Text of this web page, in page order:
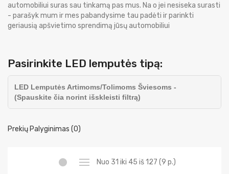
automobiliui suras sau tinkamą pas mus. Na o jei nesiseka surasti
- parašyk mum ir mes pabandysime tau padėti ir parinkti
geriausią apšvietimo sprendimą jūsų automobiliui
Pasirinkite LED lemputės tipą:
LED Lemputės Artimoms/Tolimoms Šviesoms -
(Spauskite čia norint išskleisti filtrą)
Prekių Palyginimas (0)
Nuo 31 iki 45 iš 127 (9 p.)